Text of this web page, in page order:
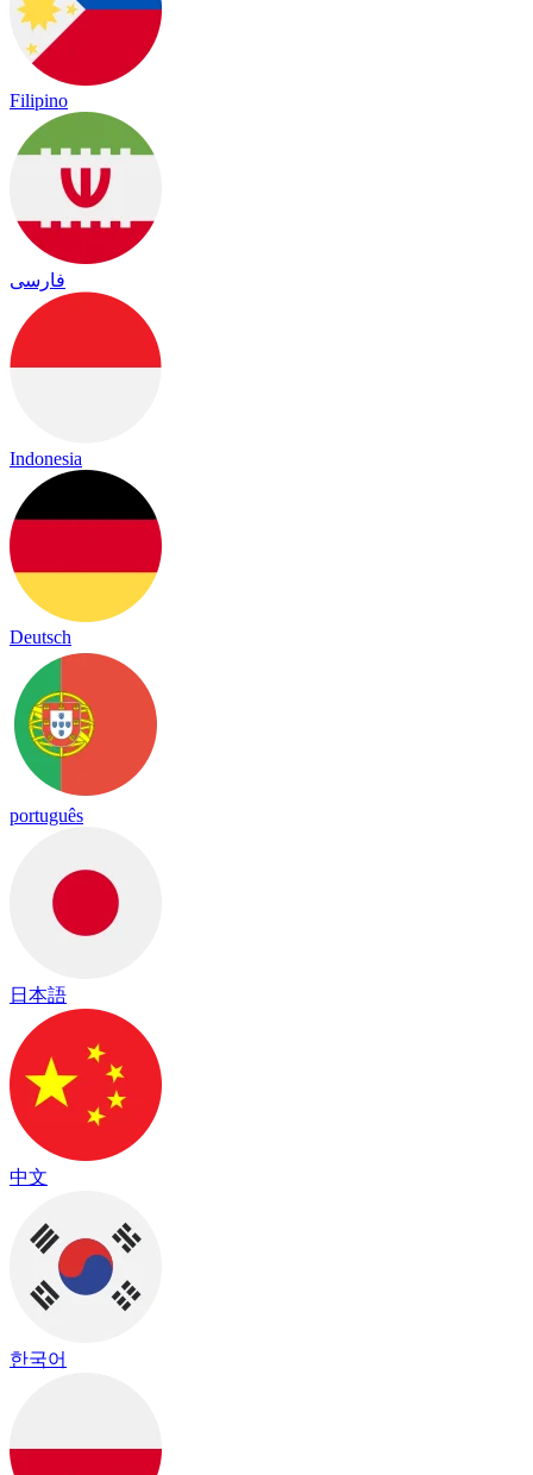
Filipino
فارسی
Indonesia
Deutsch
português
日本語
中文
한국어